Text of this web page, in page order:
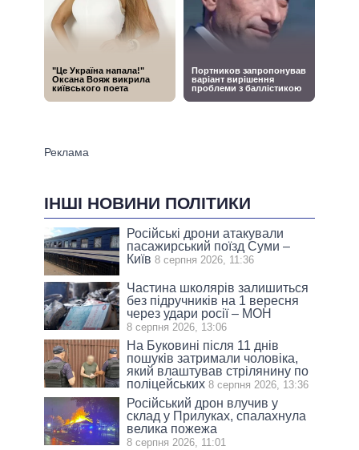
ІНШІ НОВИНИ ПОЛІТИКИ
Російські дрони атакували
пасажирський поїзд Суми –
Київ 8 серпня 2026, 11:36
Частина школярів залишиться
без підручників на 1 вересня
через удари росії – МОН
8 серпня 2026, 13:06
На Буковині після 11 днів
пошуків затримали чоловіка,
який влаштував стрілянину по
поліцейських 8 серпня 2026, 13:36
Російський дрон влучив у
склад у Прилуках, спалахнула
велика пожежа
8 серпня 2026, 11:01